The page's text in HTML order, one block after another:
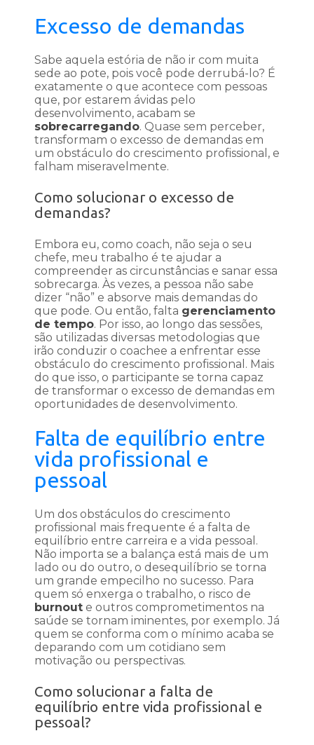
Excesso de demandas
Sabe aquela estória de não ir com muita
sede ao pote, pois você pode derrubá-lo? É
exatamente o que acontece com pessoas
que, por estarem ávidas pelo
desenvolvimento, acabam se
sobrecarregando. Quase sem perceber,
transformam o excesso de demandas em
um obstáculo do crescimento profissional, e
falham miseravelmente.
Como solucionar o excesso de
demandas?
Embora eu, como coach, não seja o seu
chefe, meu trabalho é te ajudar a
compreender as circunstâncias e sanar essa
sobrecarga. Às vezes, a pessoa não sabe
dizer “não” e absorve mais demandas do
que pode. Ou então, falta gerenciamento
de tempo. Por isso, ao longo das sessões,
são utilizadas diversas metodologias que
irão conduzir o coachee a enfrentar esse
obstáculo do crescimento profissional. Mais
do que isso, o participante se torna capaz
de transformar o excesso de demandas em
oportunidades de desenvolvimento.
Falta de equilíbrio entre
vida profissional e
pessoal
Um dos obstáculos do crescimento
profissional mais frequente é a falta de
equilíbrio entre carreira e a vida pessoal.
Não importa se a balança está mais de um
lado ou do outro, o desequilíbrio se torna
um grande empecilho no sucesso. Para
quem só enxerga o trabalho, o risco de
burnout e outros comprometimentos na
saúde se tornam iminentes, por exemplo. Já
quem se conforma com o mínimo acaba se
deparando com um cotidiano sem
motivação ou perspectivas.
Como solucionar a falta de
equilíbrio entre vida profissional e
pessoal?